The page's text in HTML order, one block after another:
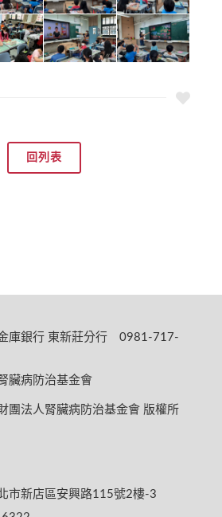
回列表
庫銀行 東新莊分行 0981-717-
臟病防治基金會
團法人腎臟病防治基金會 版權所
市新店區安興路115號2樓-3